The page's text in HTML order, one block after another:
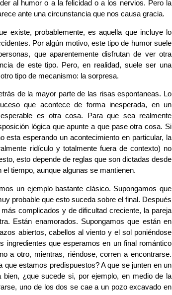
al humor o a la felicidad o a los nervios. Pero la
ante una circunstancia que nos causa gracia.
existe, probablemente, es aquella que incluye lo
Por algún motivo, este tipo de humor suele
que aparentemente disfrutan de ver otra
de este tipo. Pero, en realidad, suele ser una
tipo de mecanismo: la sorpresa.
de la mayor parte de las risas espontaneas. Lo
que acontece de forma inesperada, en un
es otra cosa. Para que sea realmente
lógica que apunte a que pase otra cosa. Si
esta esperando un acontecimiento en particular, la
ridículo y totalmente fuera de contexto) no
esto depende de reglas que son dictadas desde
tiempo, aunque algunas se mantienen.
un ejemplo bastante clásico. Supongamos que
probable que esto suceda sobre el final. Después
complicados y de dificultad creciente, la pareja
Están enamorados. Supongamos que están en
abiertos, cabellos al viento y el sol poniéndose
ingredientes que esperamos en un final romántico
a otro, mientras, riéndose, corren a encontrarse.
que estamos predispuestos? A que se junten en un
bien, ¿que sucede si, por ejemplo, en medio de la
uno de los dos se cae a un pozo excavado en